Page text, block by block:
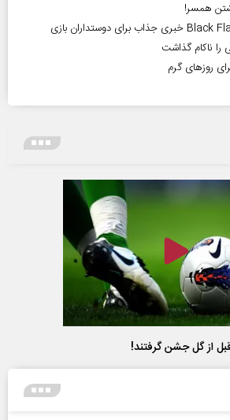
همسر!
ناکام گذاشت
روز‌های گرم
از گل جشن گرفتند!